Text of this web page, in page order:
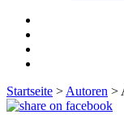
Startseite > Autoren >